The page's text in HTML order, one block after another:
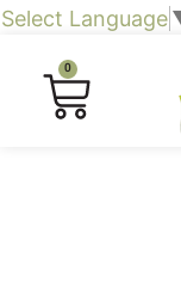
Select Language
0